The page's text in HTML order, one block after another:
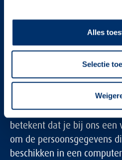
Alles
Selectie
Gegevens inzien,
Je hebt het recht om je
heb je het recht om je
voor de
bezwaar te maken tegen
persoonsgegevens door
recht op
betekent dat je bij ons een
om de persoonsgegevens
beschikken in een